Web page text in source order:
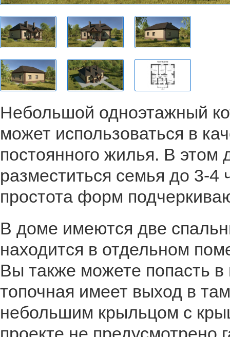
Небольшой одноэтажный
может использоваться в
постоянного жилья. В
разместиться семья до 3-4
простота форм
В доме имеются две
находится в отдельном
Вы также можете попасть
топочная имеет выход в
небольшим крыльцом с